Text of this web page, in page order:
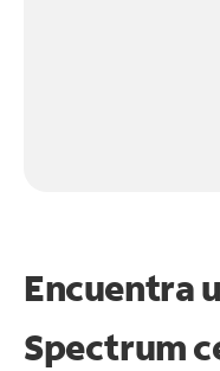
Encuentra
Spectrum